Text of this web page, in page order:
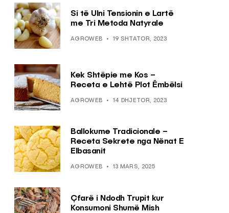
Si të Ulni Tensionin e Lartë
me Tri Metoda Natyrale
AGROWEB 19 SHTATOR, 2023
Kek Shtëpie me Kos –
Receta e Lehtë Plot Ëmbëlsi
AGROWEB 14 DHJETOR, 2023
Ballokume Tradicionale –
Receta Sekrete nga Nënat E
Elbasanit
AGROWEB 13 MARS, 2025
Çfarë i Ndodh Trupit kur
Konsumoni Shumë Mish